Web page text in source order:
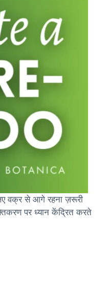
वक्र से आगे रहना ज़रूरी
पर ध्यान केंद्रित करते